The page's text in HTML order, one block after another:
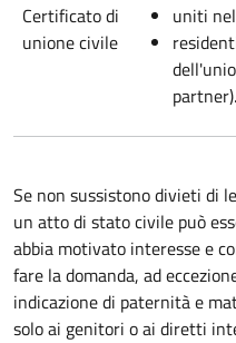
Certificato di
unione civile
uniti
partner).
Se non sussistono divieti di
un atto di stato civile può
abbia motivato interesse e
fare la domanda, ad
indicazione di paternità e
solo ai genitori o ai diretti